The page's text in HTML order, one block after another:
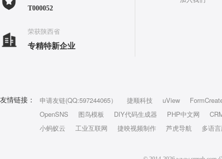
T000052
荣获陕西省
专精特新企业
友情链接： 申请友链(QQ:597244065） 捷顺科技 uView
OpenSNS
图鸟模板 DIY代码生成器 PHP中文网
小蚂蚁云
工业互联网 捷映视频制作 芦虎导航 多语